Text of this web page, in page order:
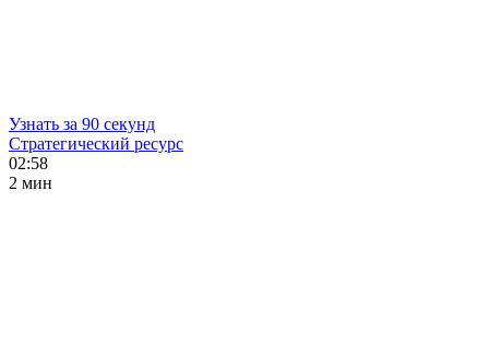
Узнать за 90 секунд
Стратегический ресурс
02:58
2 мин